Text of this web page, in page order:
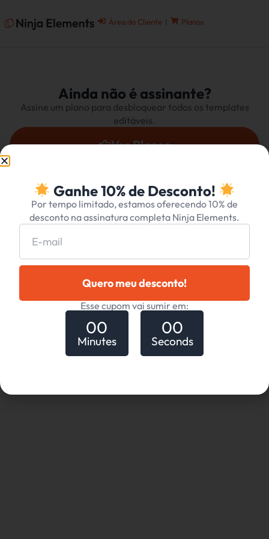
Área do Cliente Planos
Ainda não é assinante?
Assine um plano para desbloquear todos os templates
editáveis.
Ver Planos
Login Planos
Privacidade
Termos de
Uso
TREINAMENTOS
DIREITOS
RESERVADOS -
36.904.626/0001-
Ganhe 10% de Desconto!
Por tempo limitado, estamos oferecendo 10% de
desconto na assinatura completa Ninja Elements.
Quero meu desconto!
Esse cupom vai sumir em:
00
Minutes
00
Seconds